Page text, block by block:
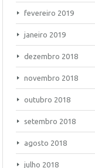
fevereiro 2019
janeiro 2019
dezembro 2018
novembro 2018
outubro 2018
setembro 2018
agosto 2018
julho 2018